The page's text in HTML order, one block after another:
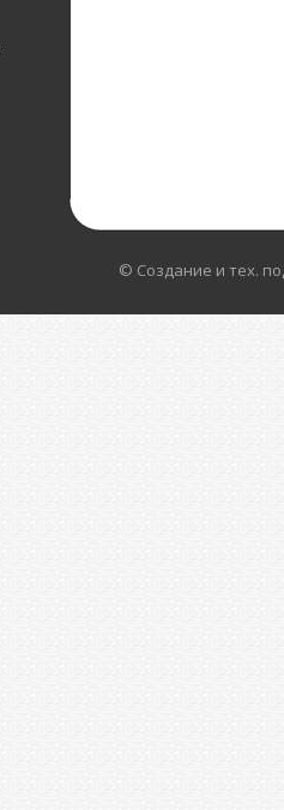
© Создание и тех.